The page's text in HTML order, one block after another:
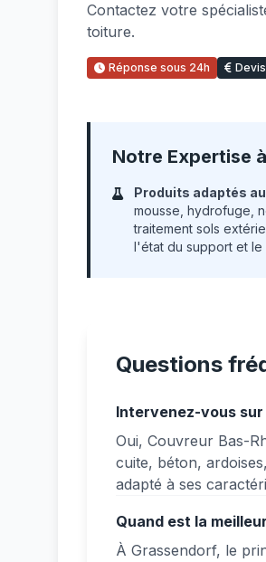
Contactez votre
toiture.
Réponse sous 24h
Notre Expertise
Produits adaptés
mousse, hydrofuge,
traitement sols
l'état du support et le
Questions
Intervenez-vous
Oui, Couvreur Bas-
cuite, béton,
adapté à ses
Quand est la
À Grassendorf, le